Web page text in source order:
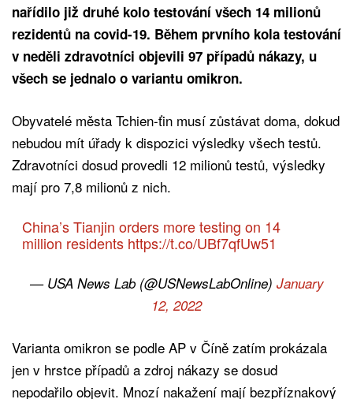
nařídilo již druhé kolo testování všech 14 milionů
rezidentů na covid-19. Během prvního kola testování
v neděli zdravotníci objevili 97 případů nákazy, u
všech se jednalo o variantu omikron.
Obyvatelé města Tchien-ťin musí zůstávat doma, dokud
nebudou mít úřady k dispozici výsledky všech testů.
Zdravotníci dosud provedli 12 milionů testů, výsledky
mají pro 7,8 milionů z nich.
China’s Tianjin orders more testing on 14
million residents https://t.co/UBf7qfUw51
— USA News Lab (@USNewsLabOnline) January
12, 2022
Varianta omikron se podle AP v Číně zatím prokázala
jen v hrstce případů a zdroj nákazy se dosud
nepodařilo objevit. Mnozí nakažení mají bezpříznakový